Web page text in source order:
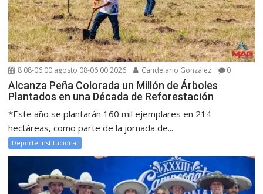
8 08-06:00 agosto 08-06:00 2026 Candelario González 0
Alcanza Peña Colorada un Millón de Árboles
Plantados en una Década de Reforestación
*Este año se plantarán 160 mil ejemplares en 214
hectáreas, como parte de la jornada de...
Deporte Institucional